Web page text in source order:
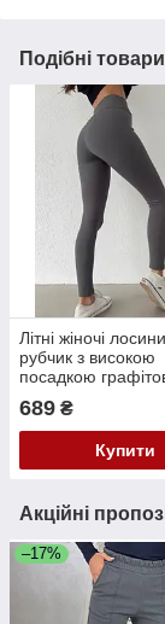
Подібні
Літні жіночі
рубчик з високою
посадкою
трикотажні
лосини
689 ₴
Купити
Акційні
–17%